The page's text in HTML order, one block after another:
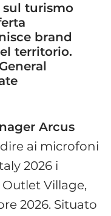
turismo
brand
territorio.
Arcus
ai microfoni
2026 i
Village,
2026. Situato